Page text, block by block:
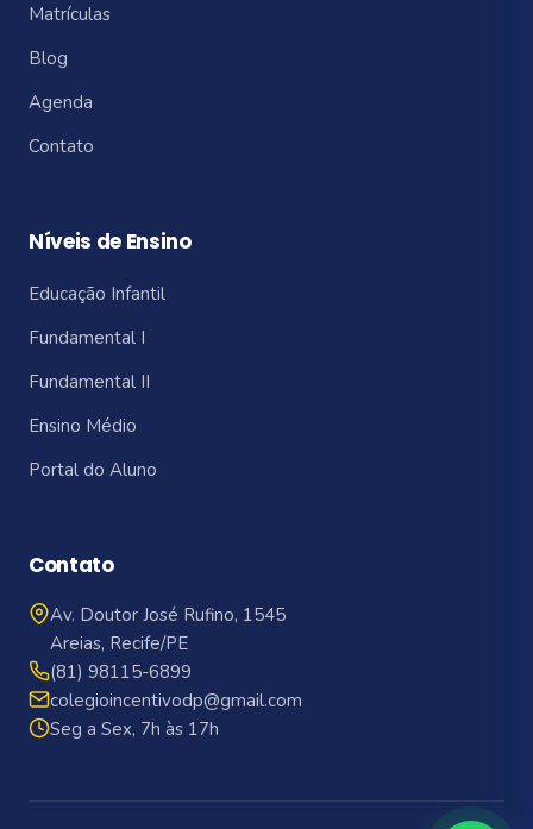
Matrículas
Blog
Agenda
Contato
Níveis de Ensino
Educação Infantil
Fundamental I
Fundamental II
Ensino Médio
Portal do Aluno
Contato
Av. Doutor José Rufino, 1545
Areias, Recife/PE
(81) 98115-6899
colegioincentivodp@gmail.com
Seg a Sex, 7h às 17h